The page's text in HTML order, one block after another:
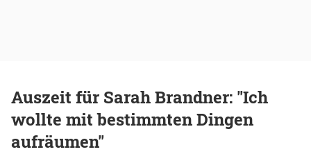
Auszeit für Sarah Brandner: "Ich
wollte mit bestimmten Dingen
aufräumen"